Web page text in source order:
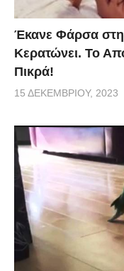
Έκανε Φάρσα
Κερατώνει. Το
Πικρά!
15 ΔΕΚΕΜΒΡΊΟΥ, 2023